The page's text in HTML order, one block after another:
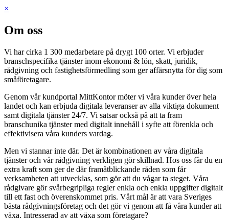
×
Om oss
Vi har cirka 1 300 medarbetare på drygt 100 orter. Vi erbjuder
branschspecifika tjänster inom ekonomi & lön, skatt, juridik,
rådgivning och fastighetsförmedling som ger affärsnytta för dig som
småföretagare.
Genom vår kundportal MittKontor möter vi våra kunder över hela
landet och kan erbjuda digitala leveranser av alla viktiga dokument
samt digitala tjänster 24/7. Vi satsar också på att ta fram
branschunika tjänster med digitalt innehåll i syfte att förenkla och
effektivisera våra kunders vardag.
Men vi stannar inte där. Det är kombinationen av våra digitala
tjänster och vår rådgivning verkligen gör skillnad. Hos oss får du en
extra kraft som ger de där framåtblickande råden som får
verksamheten att utvecklas, som gör att du vågar ta steget. Våra
rådgivare gör svårbegripliga regler enkla och enkla uppgifter digitalt
till ett fast och överenskommet pris. Vårt mål är att vara Sveriges
bästa rådgivningsföretag och det gör vi genom att få våra kunder att
växa. Intresserad av att växa som företagare?